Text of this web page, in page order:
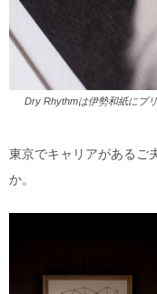
Dry Rhythmは伊勢和紙にプ
東京でキャリアがあるご
か。